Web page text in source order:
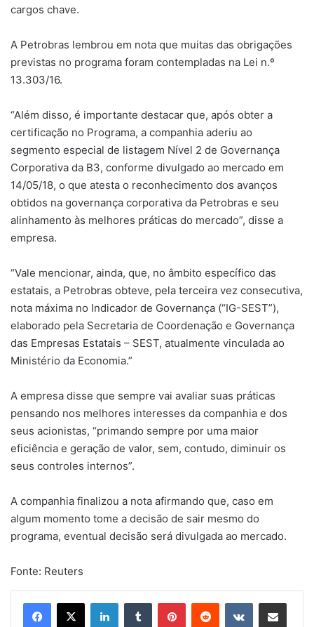
cargos chave.
A Petrobras lembrou em nota que muitas das obrigações
previstas no programa foram contempladas na Lei n.º
13.303/16.
“Além disso, é importante destacar que, após obter a
certificação no Programa, a companhia aderiu ao
segmento especial de listagem Nível 2 de Governança
Corporativa da B3, conforme divulgado ao mercado em
14/05/18, o que atesta o reconhecimento dos avanços
obtidos na governança corporativa da Petrobras e seu
alinhamento às melhores práticas do mercado”, disse a
empresa.
“Vale mencionar, ainda, que, no âmbito específico das
estatais, a Petrobras obteve, pela terceira vez consecutiva,
nota máxima no Indicador de Governança (“IG-SEST”),
elaborado pela Secretaria de Coordenação e Governança
das Empresas Estatais – SEST, atualmente vinculada ao
Ministério da Economia.”
A empresa disse que sempre vai avaliar suas práticas
pensando nos melhores interesses da companhia e dos
seus acionistas, “primando sempre por uma maior
eficiência e geração de valor, sem, contudo, diminuir os
seus controles internos”.
A companhia finalizou a nota afirmando que, caso em
algum momento tome a decisão de sair mesmo do
programa, eventual decisão será divulgada ao mercado.
Fonte: Reuters
LinkedinTumblr PinterestReddit VK Compartilhar via e-mail